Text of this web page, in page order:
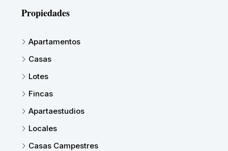
Propiedades
Apartamentos
Casas
Lotes
Fincas
Apartaestudios
Locales
Casas Campestres